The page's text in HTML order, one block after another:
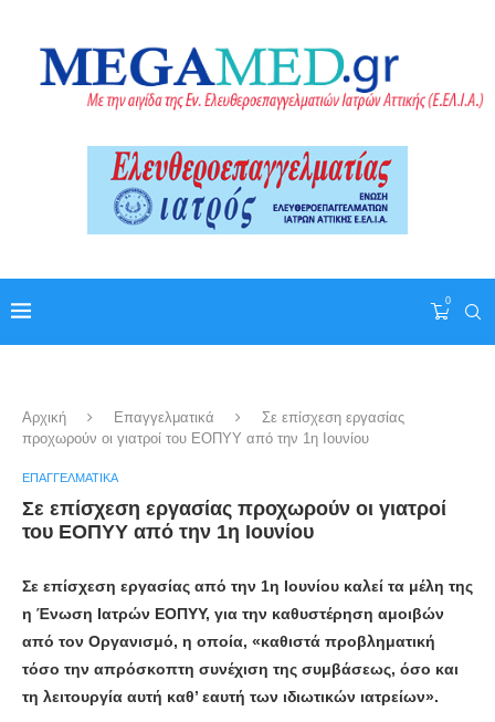
0
Αρχική Επαγγελματικά
Σε επίσχεση εργασίας
προχωρούν οι γιατροί του ΕΟΠΥΥ από την 1η Ιουνίου
ΕΠΑΓΓΕΛΜΑΤΙΚΆ
Σε επίσχεση εργασίας προχωρούν οι γιατροί
του ΕΟΠΥΥ από την 1η Ιουνίου
Σε επίσχεση εργασίας από την 1η Ιουνίου καλεί τα μέλη της
η Ένωση Ιατρών ΕΟΠΥΥ, για την καθυστέρηση αμοιβών
από τον Οργανισμό, η οποία, «καθιστά προβληματική
τόσο την απρόσκοπτη συνέχιση της συμβάσεως, όσο και
τη λειτουργία αυτή καθ’ εαυτή των ιδιωτικών ιατρείων».